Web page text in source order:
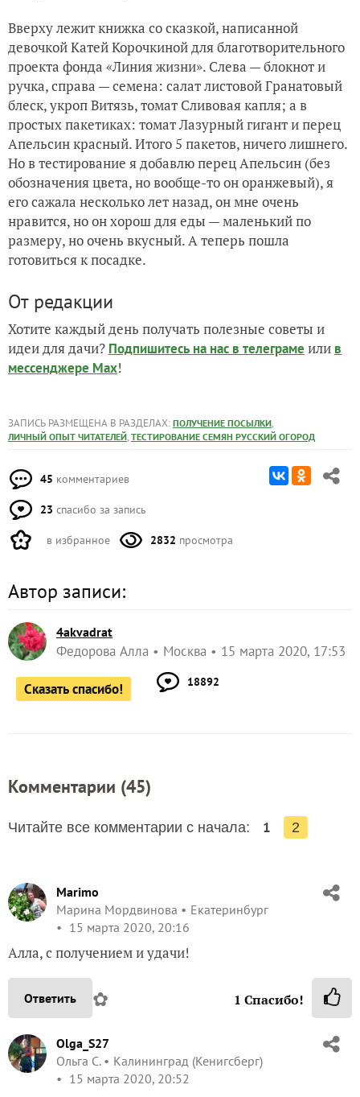
Вверху лежит книжка со сказкой, написанной
девочкой Катей Корочкиной для благотворительного
проекта фонда «Линия жизни». Слева — блокнот и
ручка, справа — семена: салат листовой Гранатовый
блеск, укроп Витязь, томат Сливовая капля; а в
простых пакетиках: томат Лазурный гигант и перец
Апельсин красный. Итого 5 пакетов, ничего лишнего.
Но в тестирование я добавлю перец Апельсин (без
обозначения цвета, но вообще-то он оранжевый), я
его сажала несколько лет назад, он мне очень
нравится, но он хорош для еды — маленький по
размеру, но очень вкусный. А теперь пошла
готовиться к посадке.
От редакции
Хотите каждый день получать полезные советы и
идеи для дачи? Подпишитесь на нас в телеграме или в
мессенджере Max!
ЗАПИСЬ РАЗМЕЩЕНА В РАЗДЕЛАХ: ПОЛУЧЕНИЕ ПОСЫЛКИ,
ЛИЧНЫЙ ОПЫТ ЧИТАТЕЛЕЙ, ТЕСТИРОВАНИЕ СЕМЯН РУССКИЙ ОГОРОД
45 комментариев
23 спасибо за запись
в избранное 2832 просмотра
Автор записи:
4akvadrat
Федорова Алла Москва 15 марта 2020, 17:53
Сказать спасибо! 18892
Комментарии (45)
Читайте все комментарии с начала: 1 2
Marimo
Марина Мордвинова
Екатеринбург
15 марта 2020, 20:16
Алла, с получением и удачи!
Ответить ✿ 1 Спасибо!
Olga_S27
Ольга С.
Калининград (Кенигсберг)
15 марта 2020, 20:52